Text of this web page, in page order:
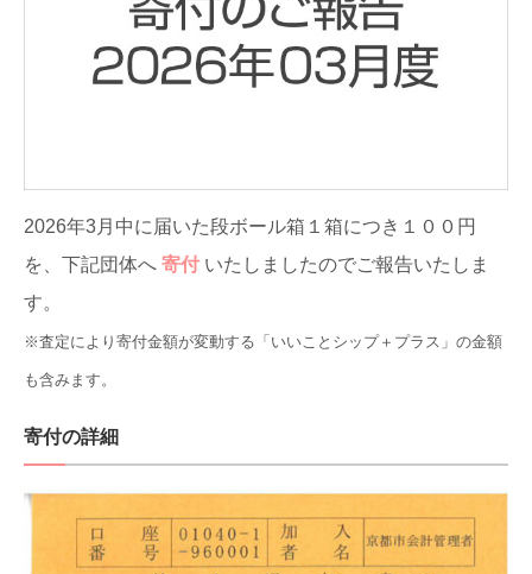
2026年3月中に届いた段ボール箱１箱につき１００円
を、下記団体へ 寄付 いたしましたのでご報告いたしま
す。
※査定により寄付金額が変動する「いいことシップ＋プラス」の金額
も含みます。
寄付の詳細